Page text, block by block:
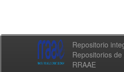
Repositorio
Repositorios
RRAAE